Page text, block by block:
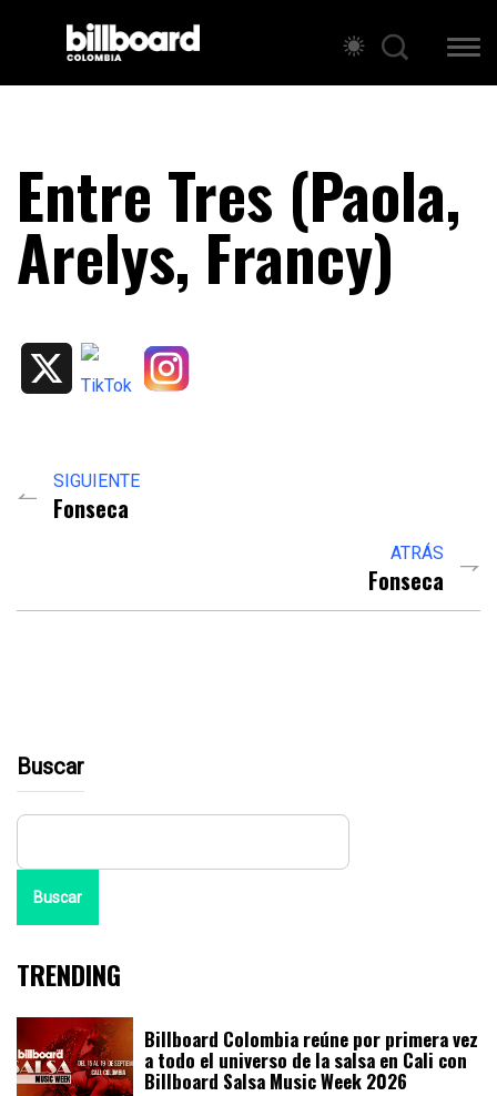
Entre Tres (Paola,
Arelys, Francy)
X
SIGUIENTE
Fonseca
ATRÁS
Fonseca
Buscar
Buscar
TRENDING
Billboard Colombia reúne por primera vez
a todo el universo de la salsa en Cali con
Billboard Salsa Music Week 2026